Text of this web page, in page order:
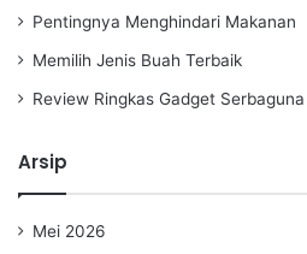
Pentingnya Menghindari Makanan
Memilih Jenis Buah Terbaik
Review Ringkas Gadget Serbaguna
Arsip
Mei 2026